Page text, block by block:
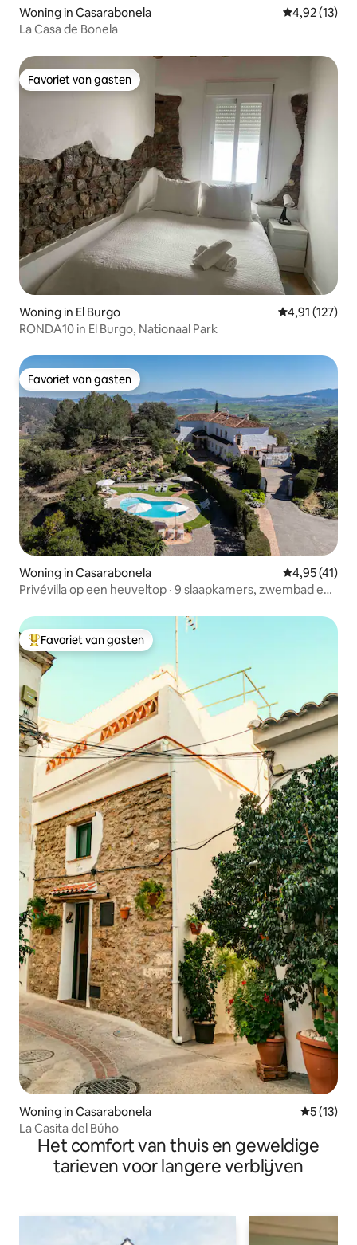
Woning in Casarabonela Gemiddelde
4,92 (13)
La Casa de Bonela
Favoriet van gasten
Favoriet van gasten
Woning in El Burgo Gemiddelde
4,91 (127)
RONDA10 in El Burgo, Nationaal Park
Favoriet van gasten
Favoriet van gasten
Woning in Casarabonela Gemiddelde
4,95 (41)
Privévilla op een heuveltop · 9 slaapkamers, zwembad en
Topfavoriet van gasten
Favoriet van gasten
Woning in Casarabonela
5 (13)
La Casita del Búho
Het comfort van thuis en geweldige
tarieven voor langere verblijven